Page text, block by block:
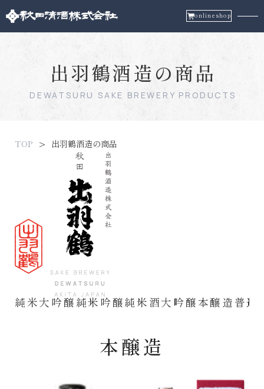
onlineshop
出羽鶴酒造の商品
DEWATSURU SAKE BREWERY PRODUCTS
TOP 出羽鶴酒造の商品
純米大吟醸純米吟醸純米酒大吟醸本醸造普通
本醸造